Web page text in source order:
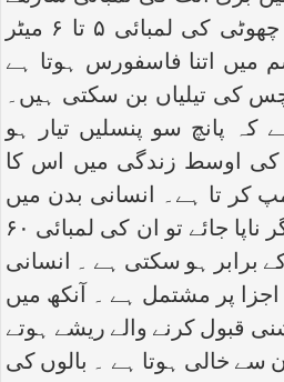
سات تا آٹھ میٹر جبکہ چھوٹی کی لمبائی ۵ تا ۶ میٹر
میں اتنا فاسفورس ہوتا ہے
کی تیلیاں بن سکتی ہیں۔
کہ پانچ سو پنسلیں تیار ہو
اوسط زندگی میں اس کا
کر تا ہے۔ انسانی بدن میں
خون کی شریانوں کو اگر ناپا جائے تو ان کی لمبائی ۶۰
برابر ہو سکتی ہے ۔ انسانی
اجزا پر مشتمل ہے ۔ آنکھ میں
قبول کرنے والے ریشے ہوتے
سے خالی ہوتا ہے ۔ بالوں کی